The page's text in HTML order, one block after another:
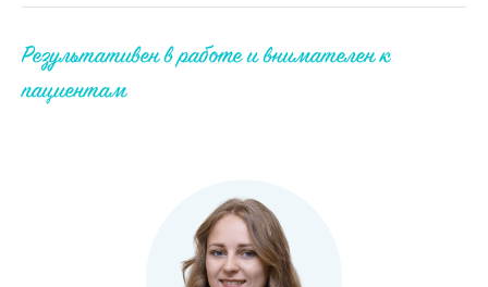
Результативен в работе и внимателен к
пациентам